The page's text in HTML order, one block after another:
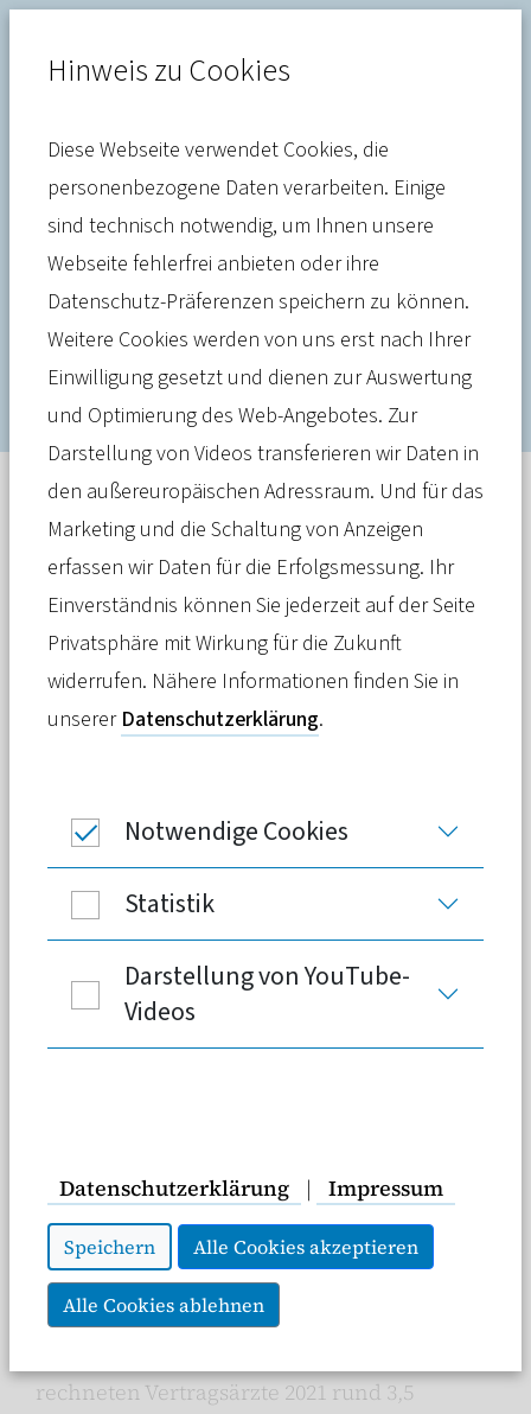
Krankenversicherung
Von Beginn an ohne
Obergrenze erstattet:
Telemedizin in der PKV
Meldung 09. März 2023
PKV-Versicherte können
Videosprechstunden unbegrenzt in
Anspruch nehmen - bei gesetzlich
Versicherten gilt derzeit eine
Obergrenze von 30 Prozent. Das führt
Selbstzahlern und Privatpatienten
anbieten.
Die Corona-Pandemie brachte Schwung in
zahlreiche digitale Anwendungen – auch im
Gesundheitswesen. Um das
Insbesondere bei kleineren Infekten oder
Folgebehandlungen scheint dies eine
komfortable und sichere Alternative. Laut
aktuellemE-Health-Monitor der
rechneten Vertragsärzte 2021 rund 3,5
Hinweis zu Cookies
Diese Webseite verwendet Cookies, die
personenbezogene Daten verarbeiten. Einige
sind technisch notwendig, um Ihnen unsere
Webseite fehlerfrei anbieten oder ihre
Datenschutz-Präferenzen speichern zu können.
Weitere Cookies werden von uns erst nach Ihrer
Einwilligung gesetzt und dienen zur Auswertung
und Optimierung des Web-Angebotes. Zur
Darstellung von Videos transferieren wir Daten in
den außereuropäischen Adressraum. Und für das
Marketing und die Schaltung von Anzeigen
erfassen wir Daten für die Erfolgsmessung. Ihr
Einverständnis können Sie jederzeit auf der Seite
Privatsphäre mit Wirkung für die Zukunft
widerrufen. Nähere Informationen finden Sie in
unserer Datenschutzerklärung.
Notwendige Cookies
Statistik
Darstellung von YouTube-
Videos
Datenschutzerklärung | Impressum
Speichern Alle Cookies akzeptieren
Alle Cookies ablehnen